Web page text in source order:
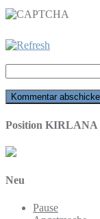
Position KIRLANA
Neu
Pause